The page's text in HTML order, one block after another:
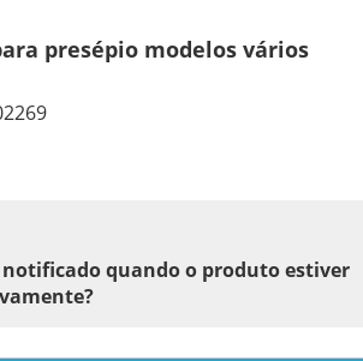
presépio modelos vários
notificado quando o produto estiver